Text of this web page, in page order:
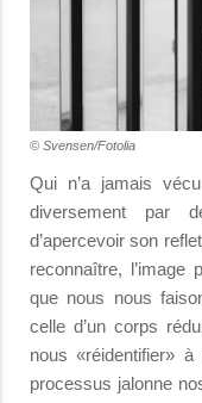
© Svensen/Fotolia
Qui n’a jamais
diversement par
d’apercevoir son
reconnaître, l’image
que nous nous
celle d’un corps
nous «réidentifier»
processus jalonne